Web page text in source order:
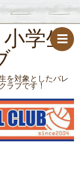
学生
を対象としたバレ
ラブです！